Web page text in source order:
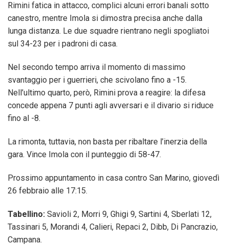
Rimini fatica in attacco, complici alcuni errori banali sotto
canestro, mentre Imola si dimostra precisa anche dalla
lunga distanza. Le due squadre rientrano negli spogliatoi
sul 34-23 per i padroni di casa.
Nel secondo tempo arriva il momento di massimo
svantaggio per i guerrieri, che scivolano fino a -15.
Nell’ultimo quarto, però, Rimini prova a reagire: la difesa
concede appena 7 punti agli avversari e il divario si riduce
fino al -8.
La rimonta, tuttavia, non basta per ribaltare l’inerzia della
gara. Vince Imola con il punteggio di 58-47.
Prossimo appuntamento in casa contro San Marino, giovedì
26 febbraio alle 17:15.
Tabellino: Savioli 2, Morri 9, Ghigi 9, Sartini 4, Sberlati 12,
Tassinari 5, Morandi 4, Calieri, Repaci 2, Dibb, Di Pancrazio,
Campana.